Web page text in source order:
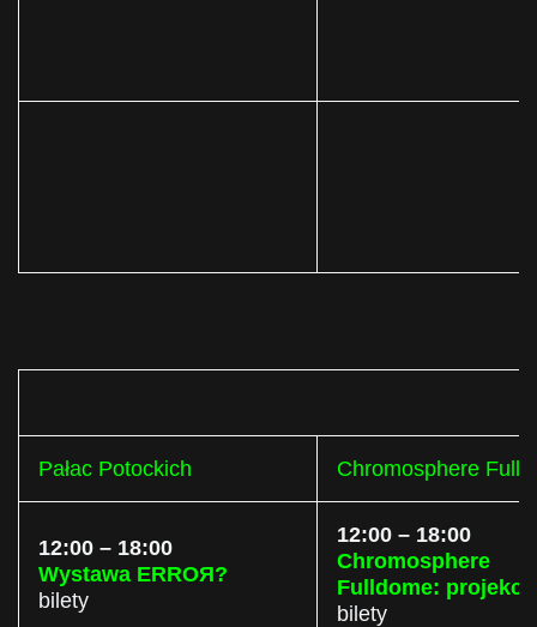
Pałac Potockich Chromosphere
12:00 – 18:00
Wystawa ERROЯ?
bilety
12:00 – 18:00
Chromosphere
Fulldome:
bilety